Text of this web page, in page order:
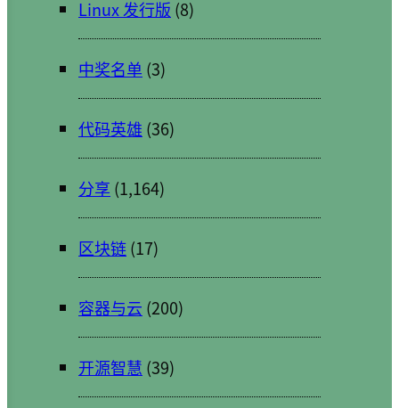
Linux 发行版 (8)
中奖名单 (3)
代码英雄 (36)
分享 (1,164)
区块链(17)
容器与云 (200)
开源智慧 (39)